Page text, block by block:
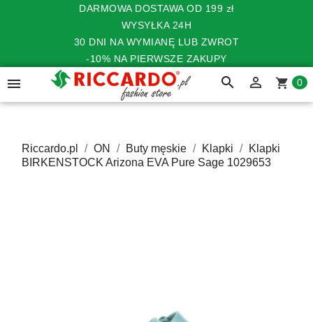
DARMOWA DOSTAWA OD 199 zł
WYSYŁKA 24H
30 DNI NA WYMIANĘ LUB ZWROT
-10% NA PIERWSZE ZAKUPY
 search  shopping_cart 0
Riccardo.pl ON Buty męskie Klapki
Klapki
BIRKENSTOCK Arizona EVA Pure Sage 1029653